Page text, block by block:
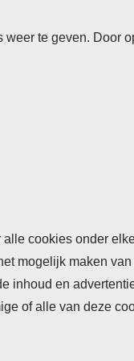
te geven. Door
cookies onder
mogelijk maken
inhoud en
of alle van deze